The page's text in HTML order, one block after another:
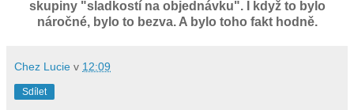
skupiny "sladkostí na objednávku". I když to bylo
náročné, bylo to bezva. A bylo toho fakt hodně.
Chez Lucie v 12:09
Sdílet